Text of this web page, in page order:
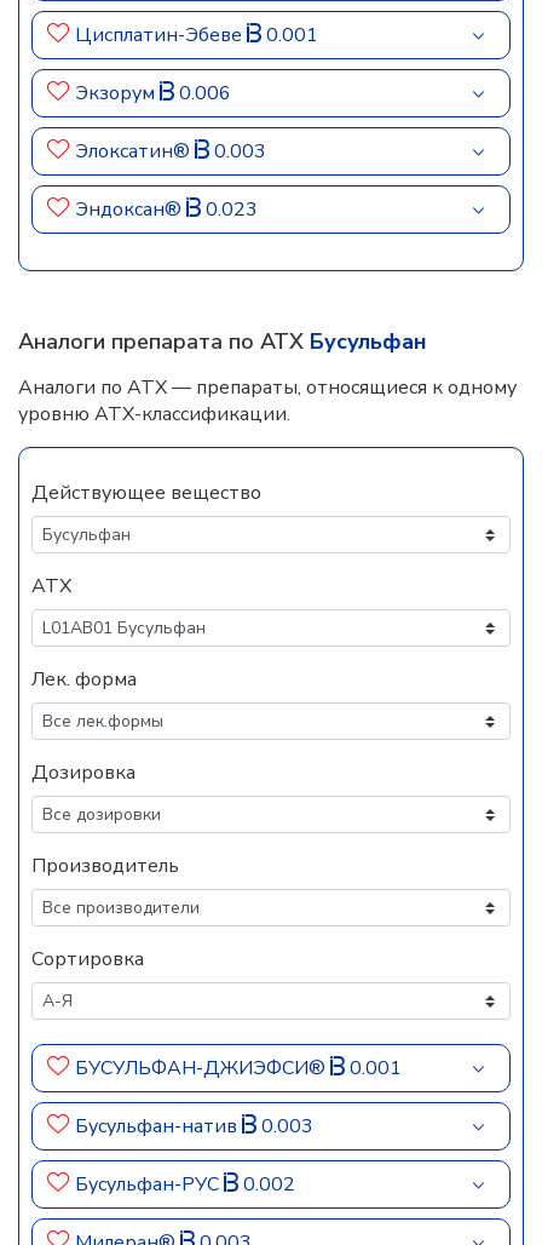
Цисплатин-Эбеве 0.001
Экзорум 0.006
Элоксатин® 0.003
Эндоксан® 0.023
Аналоги препарата по АТХ Бусульфан
Аналоги по АТХ — препараты, относящиеся к одному
уровню АТХ-классификации.
Действующее вещество
АТХ
Лек. форма
Дозировка
Производитель
Сортировка
БУСУЛЬФАН-ДЖИЭФСИ® 0.001
Бусульфан-натив 0.003
Бусульфан-РУС 0.002